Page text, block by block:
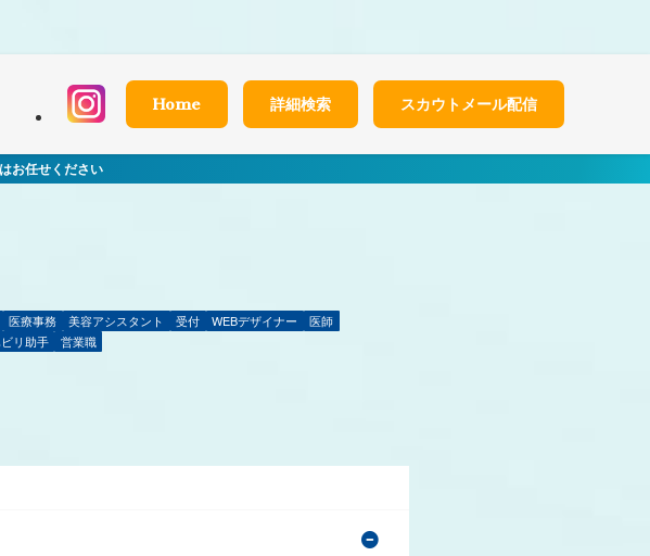
Home 詳細検索 スカウトメール配信
お任せください
医療事務 美容アシスタント 受付 WEBデザイナー
医師
リ助手 営業職